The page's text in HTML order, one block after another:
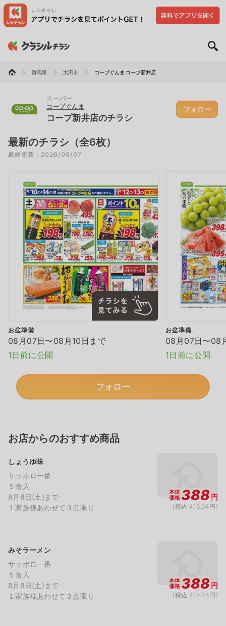
群馬県 太田市 コープぐんま コープ新井店
スーパー
コープぐんま
コープ新井店のチラシ
フォロー
最新のチラシ（全6枚）
最終更新：2026/08/07
お盆準備
08月07日〜08月10日まで
1日前に公開
お盆準備
08月07日〜08
1日前に公開
フォロー
お店からのおすすめ商品
しょうゆ味
サッポロ一番
５食入
8月8日(土)まで
１家族様あわせて３点限り
本体
価格 388円
(税込 419.04円)
みそラーメン
サッポロ一番
５食入
8月8日(土)まで
１家族様あわせて３点限り
本体
価格 388円
(税込 419.04円)